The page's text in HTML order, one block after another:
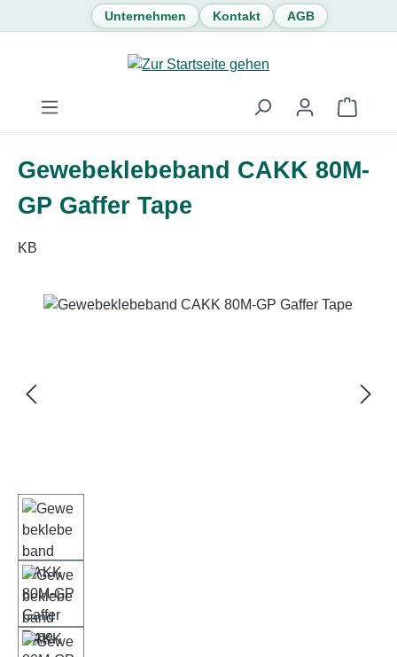
Zum Hauptinhalt springen
Unternehmen Kontakt AGB
Gewebeklebeband CAKK 80M-
GP Gaffer Tape
KB
Bildergalerie überspringen